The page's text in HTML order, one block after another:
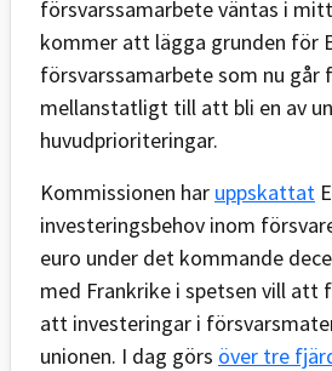
försvarssamarbete väntas i
kommer att lägga grunden för
försvarssamarbete som nu går
mellanstatligt till att bli en av
huvudprioriteringar.
Kommissionen har uppskattat
investeringsbehov inom
euro under det kommande
med Frankrike i spetsen vill att
att investeringar i
unionen. I dag görs över tre